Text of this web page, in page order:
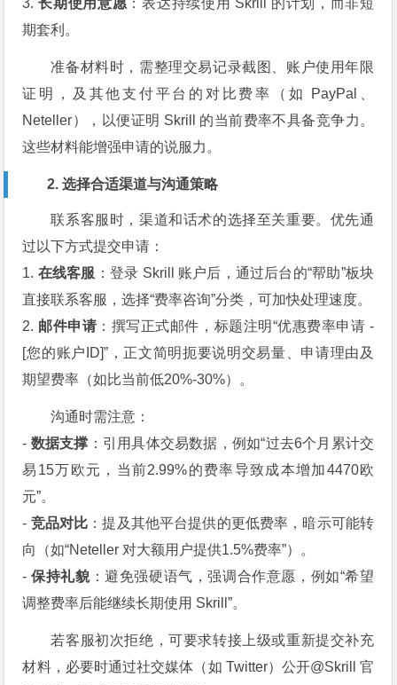
3.长期使用意愿 ：表达持续使用 Skrill 的计划，而非短
期套利。
准备材料时，需整理交易记录截图、账户使用年限
证明，及其他支付平台的对比费率（如 PayPal、
Neteller），以便证明 Skrill 的当前费率不具备竞争力。
这些材料能增强申请的说服力。
2. 选择合适渠道与沟通策略
联系客服时，渠道和话术的选择至关重要。优先通
过以下方式提交申请：
1. 在线客服 ：登录 Skrill 账户后，通过后台的“帮助”板块
直接联系客服，选择“费率咨询”分类，可加快处理速度。
2. 邮件申请：撰写正式邮件，标题注明“优惠费率申请 -
[您的账户ID]”，正文简明扼要说明交易量、申请理由及
期望费率（如比当前低20%-30%）。
沟通时需注意：
- 数据支撑 ：引用具体交易数据，例如“过去6个月累计交
易15万欧元，当前2.99%的费率导致成本增加4470欧
元”。
- 竞品对比 ：提及其他平台提供的更低费率，暗示可能转
向（如“Neteller 对大额用户提供1.5%费率”）。
-保持礼貌：避免强硬语气，强调合作意愿，例如“希望
调整费率后能继续长期使用 Skrill”。
若客服初次拒绝，可要求转接上级或重新提交补充
材料，必要时通过社交媒体（如 Twitter）公开@Skrill 官